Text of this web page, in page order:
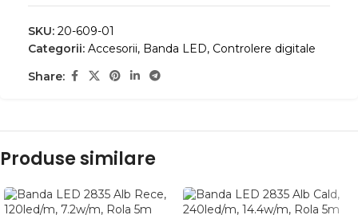
SKU: 20-609-01
Categorii: Accesorii, Banda LED, Controlere digitale
Share:
Produse similare